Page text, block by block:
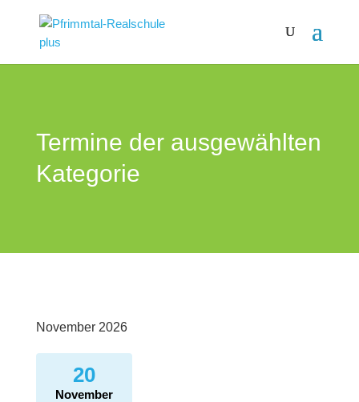
Termine der ausgewählten
Kategorie
November 2026
20
November